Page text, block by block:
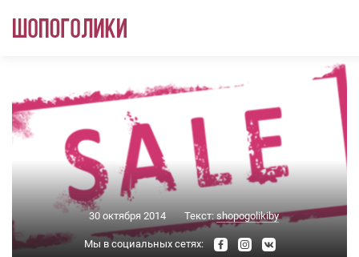
30 октября 2014 Текст: shopogolikiby
Мы в социальных сетях: